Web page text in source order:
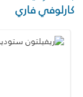
كارلوفي فاري